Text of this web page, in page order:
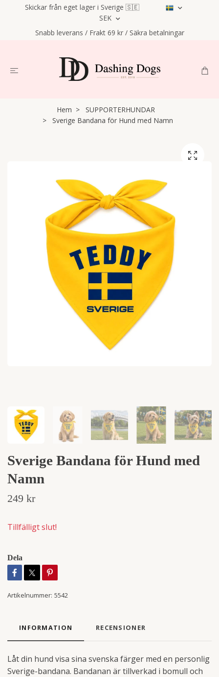
Skickar från eget lager i Sverige 🇸🇪
SEK
Snabb leverans / Frakt 69 kr / Säkra betalningar
Hem
SUPPORTERHUNDAR
Sverige Bandana för Hund med Namn
Sverige Bandana för Hund med
Namn
249 kr
Tillfälligt slut!
Dela
Artikelnummer: 5542
INFORMATION RECENSIONER
Låt din hund visa sina svenska färger med en personlig
Sverige-bandana. Bandanan är tillverkad i bomull och